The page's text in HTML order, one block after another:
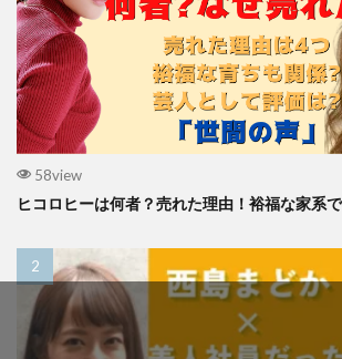
58view
ヒコロヒーは何者？売れた理由！裕福な家系